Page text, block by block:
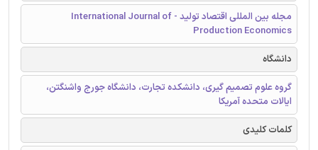
مجله بین المللی اقتصاد تولید - International Journal of
Production Economics
دانشگاه
گروه علوم تصمیم گیری، دانشکده تجارت، دانشگاه جورج واشنگتن،
ایالات متحده آمریکا
کلمات کلیدی